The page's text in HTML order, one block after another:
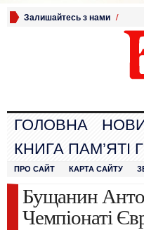
Залишайтесь з нами /
ГОЛОВНА
КНИГА ПАМ’ЯТІ
ПРО САЙТ КАРТА САЙТУ
Бущанин
Чемпіонаті